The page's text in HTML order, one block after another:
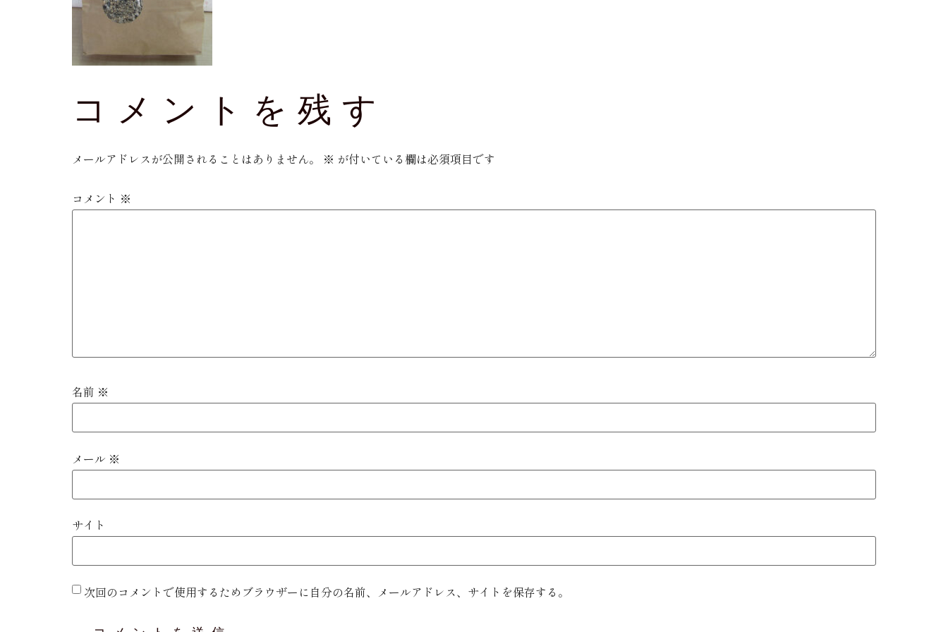
コメントを残す
メールアドレスが公開されることはありません。 ※ が付いている欄は必須項目です
コメント ※
名前 ※
メール ※
サイト
次回のコメントで使用するためブラウザーに自分の名前、メールアドレス、サイトを保存する。